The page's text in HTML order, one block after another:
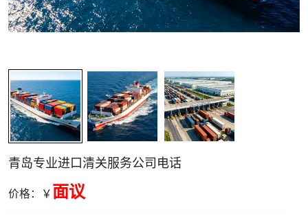
青岛专业进口清关服务公司电话
价格：￥ 面议